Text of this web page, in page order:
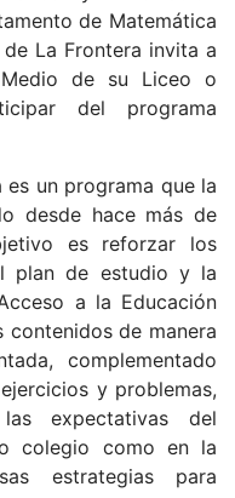
de Matemática
La Frontera invita a
de su Liceo o
del programa
un programa que la
desde hace más de
es reforzar los
plan de estudio y la
a la Educación
contenidos de manera
complementado
y problemas,
expectativas del
colegio como en la
estrategias para